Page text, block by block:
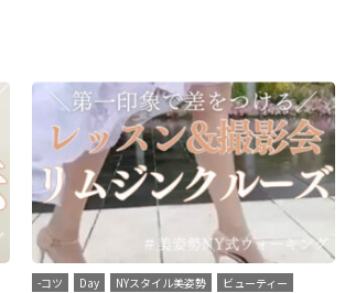
-コツ Day NYスタイル美姿勢
ビューティー